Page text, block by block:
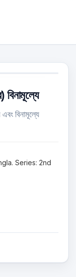
বিনামূল্যে
বিনামূল্যে
Series: 2nd